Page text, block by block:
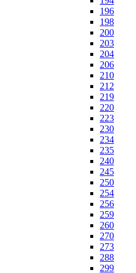
196
198
200
203
204
206
210
212
219
220
223
230
234
235
240
245
250
254
256
259
260
270
273
288
299